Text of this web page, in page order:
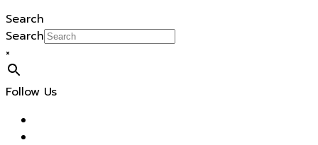
Search
Search
×
Follow Us